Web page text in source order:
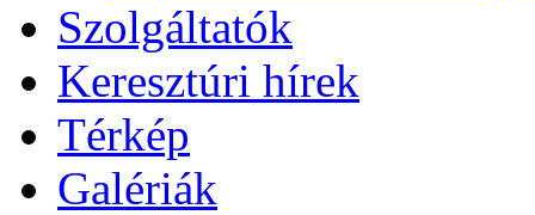
Szolgáltatók
Keresztúri hírek
Térkép
Galériák